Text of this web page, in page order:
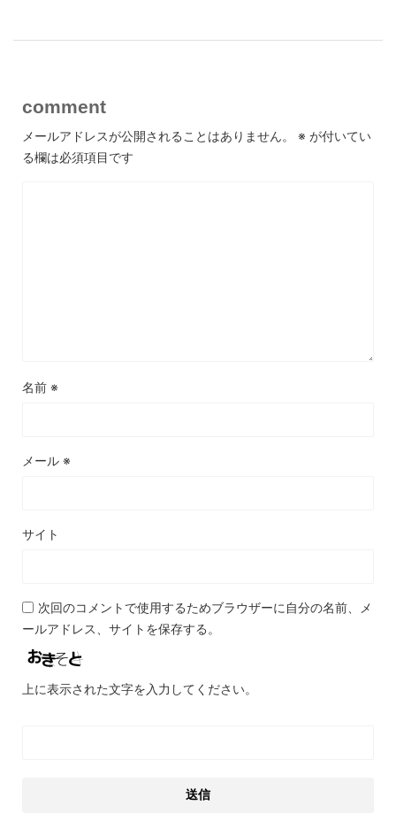
comment
メールアドレスが公開されることはありません。 ※ が付いてい
る欄は必須項目です
名前 ※
メール ※
サイト
次回のコメントで使用するためブラウザーに自分の名前、メ
ールアドレス、サイトを保存する。
上に表示された文字を入力してください。